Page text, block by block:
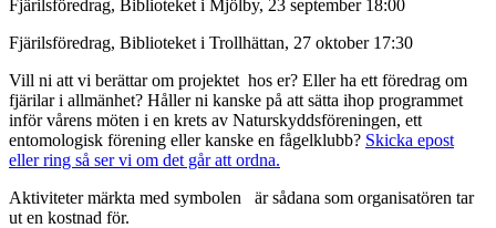
Fjärilsföredrag, Biblioteket i Mjölby, 23 september 18:00
Fjärilsföredrag, Biblioteket i Trollhättan, 27 oktober 17:30
Vill ni att vi berättar om projektet hos er? Eller ha ett föredrag om
fjärilar i allmänhet? Håller ni kanske på att sätta ihop programmet
inför vårens möten i en krets av Naturskyddsföreningen, ett
entomologisk förening eller kanske en fågelklubb? Skicka epost
eller ring så ser vi om det går att ordna.
Aktiviteter märkta med symbolen
är sådana som organisatören tar
ut en kostnad för.